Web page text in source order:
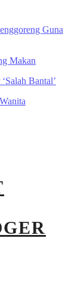
Guna
Makan
Bantal’